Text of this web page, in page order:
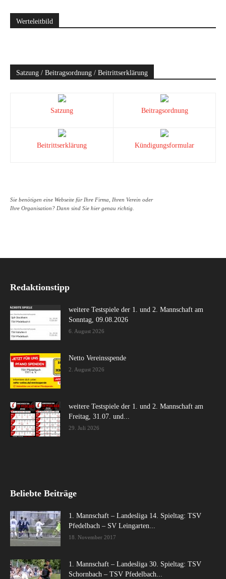
Werteleitbild
Satzung / Beitragsordnung / Beitrittserklärung
Satzung Beitragsordnung
Beitrittserklärung Kündigungsformular
Sie benötigen eine Webseite für Ihre Firma, Ihren Verein oder
Ihre Organisation? Dann sind Sie hier genau richtig.
Redaktionstipp
weitere Testspiele der 1. und 2. Mannschaft am
Sonntag, 09.08.2026
6. August 2026
Netto Vereinsspende
2. August 2026
weitere Testspiele der 1. und 2. Mannschaft am
Freitag, 31.07. und...
29. Juli 2026
Beliebte Beiträge
1. Mannschaft – Landesliga 14. Spieltag: TSV
Pfedelbach – SV Leingarten...
18. November 2017
1. Mannschaft – Landesliga 30. Spieltag: TSV
Schornbach – TSV Pfedelbach...